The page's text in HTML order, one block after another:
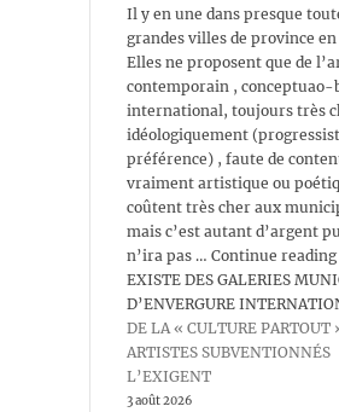
Il y en une dans presque
grandes villes de province en
Elles ne proposent que de
contemporain , conceptuao-
international, toujours très
idéologiquement
préférence) , faute de
vraiment artistique ou
coûtent très cher aux
mais c’est autant d’argent
n’ira pas … Continue
EXISTE DES GALERIES
D’ENVERGURE
DE LA « CULTURE PARTOUT
ARTISTES SUBVENTIONNÉS
L’EXIGENT
3 août 2026